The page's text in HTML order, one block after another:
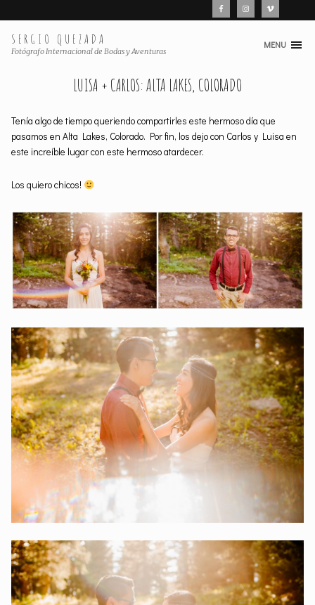
SERGIO QUEZADA
Fotógrafo Internacional de Bodas y Aventuras
Skip
MENU
LUISA + CARLOS: ALTA LAKES, COLORADO
Tenía algo de tiempo queriendo compartirles este hermoso día que
pasamos en Alta Lakes, Colorado. Por fin, los dejo con Carlos y Luisa en
este increíble lugar con este hermoso atardecer.
Los quiero chicos!